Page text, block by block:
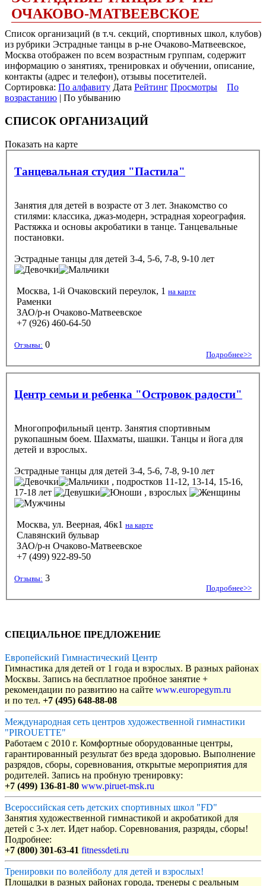
ОЧАКОВО-МАТВЕЕВСКОЕ
Список организаций (в т.ч. секций, спортивных школ, клубов)
из рубрики Эстрадные танцы в р-не Очаково-Матвеевское,
Москва отображен по всем возрастным группам, содержит
информацию о занятиях, тренировках и обучении, описание,
контакты (адрес и телефон), отзывы посетителей.
Сортировка: По алфавиту Дата Рейтинг Просмотры
По
возрастанию | По убыванию
СПИСОК ОРГАНИЗАЦИЙ
Показать на карте
Танцевальная студия "Пастила"
Занятия для детей в возрасте от 3 лет. Знакомство со
стилями: классика, джаз-модерн, эстрадная хореография.
Растяжка и основы акробатики в танце. Танцевальные
постановки.
Эстрадные танцы для детей 3-4, 5-6, 7-8, 9-10 лет
Москва, 1-й Очаковский переулок, 1 на карте
Раменки
ЗАО/р-н Очаково-Матвеевское
+7 (926) 460-64-50
Отзывы: 0
Подробнее>>
Центр семьи и ребенка "Островок радости"
Многопрофильный центр. Занятия спортивным
рукопашным боем. Шахматы, шашки. Танцы и йога для
детей и взрослых.
Эстрадные танцы для детей 3-4, 5-6, 7-8, 9-10 лет
, подростков 11-12, 13-14, 15-16,
17-18 лет
, взрослых
Москва, ул. Веерная, 46к1 на карте
Славянский бульвар
ЗАО/р-н Очаково-Матвеевское
+7 (499) 922-89-50
Отзывы: 3
Подробнее>>
СПЕЦИАЛЬНОЕ ПРЕДЛОЖЕНИЕ
Европейский Гимнастический Центр
Гимнастика для детей от 1 года и взрослых. В разных районах
Москвы. Запись на бесплатное пробное занятие +
рекомендации по развитию на сайте www.europegym.ru
и по тел. +7 (495) 648-88-08
Международная сеть центров художественной гимнастики
"PIROUETTE"
Работаем с 2010 г. Комфортные оборудованные центры,
гарантированный результат без вреда здоровью. Выполнение
разрядов, сборы, соревнования, открытые мероприятия для
родителей. Запись на пробную тренировку:
+7 (499) 136-81-80 www.piruet-msk.ru
Всероссийская сеть детских спортивных школ "FD"
Занятия художественной гимнастикой и акробатикой для
детей с 3-х лет. Идет набор. Соревнования, разряды, сборы!
Подробнее:
+7 (800) 301-63-41 fitnessdeti.ru
Тренировки по волейболу для детей и взрослых!
Площадки в разных районах города, тренеры с реальным